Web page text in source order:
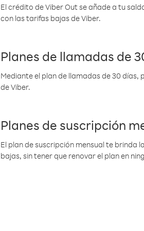
El crédito de Viber Out se añade a tu
con las tarifas bajas de Viber.
Planes de llamadas de
Mediante el plan de llamadas de 30
de Viber.
Planes de suscripción
El plan de suscripción mensual te brinda
bajas, sin tener que renovar el plan en